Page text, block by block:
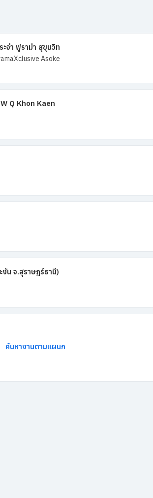
จำ ฟูราม่า สุขุมวิท
Asoke
Q Khon Kaen
น จ.สุราษฎร์ธานี)
ค้นหางานตามแผนก